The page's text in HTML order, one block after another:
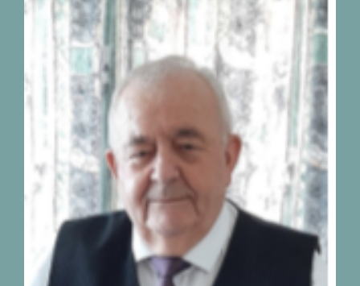
Décès de monsieur
Georges Peetermans
04.09.1942-28.07.2026
nécrologies